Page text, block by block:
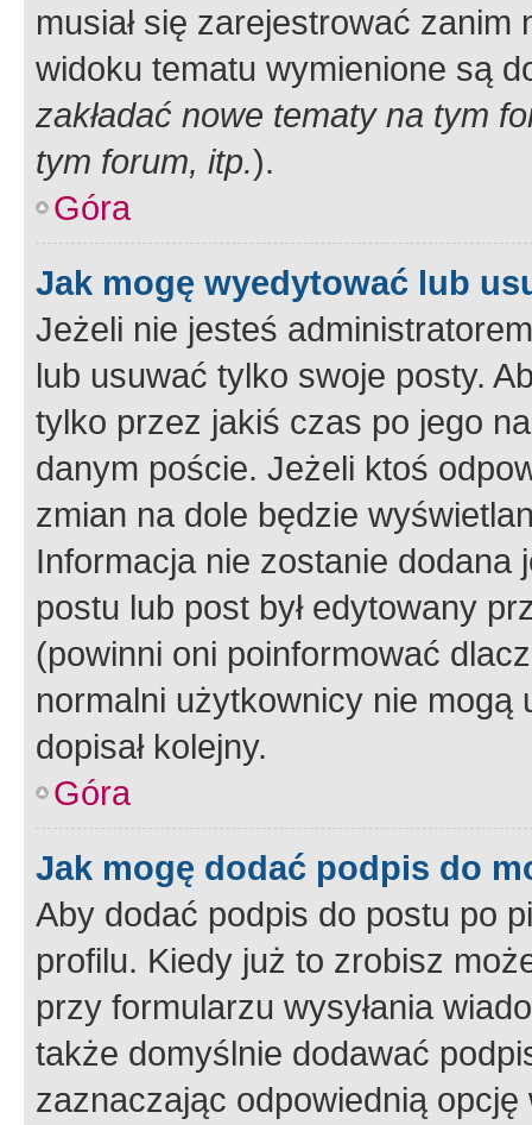
musiał się zarejestrować
widoku tematu wymienione są
zakładać nowe tematy na tym
tym forum, itp.).
Góra
Jak mogę wyedytować lub
Jeżeli nie jesteś
lub usuwać tylko swoje posty.
tylko przez jakiś czas po jego
danym poście. Jeżeli ktoś
zmian na dole będzie
Informacja nie zostanie dodana
postu lub post był edytowany
(powinni oni poinformować
normalni użytkownicy nie
dopisał kolejny.
Góra
Jak mogę dodać podpis do
Aby dodać podpis do postu po
profilu. Kiedy już to zrobisz
przy formularzu wysyłania
także domyślnie dodawać
zaznaczając odpowiednią